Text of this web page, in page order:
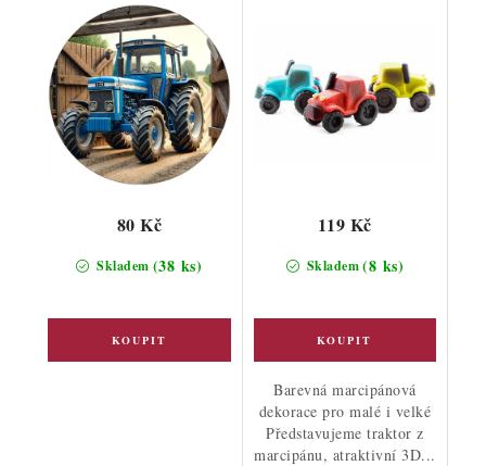
Skladem (38 ks)
80 Kč
Skladem(8 ks)
119 Kč
Barevná marcipánová
dekorace pro malé i velké
Představujeme traktor z
marcipánu, atraktivní 3D...